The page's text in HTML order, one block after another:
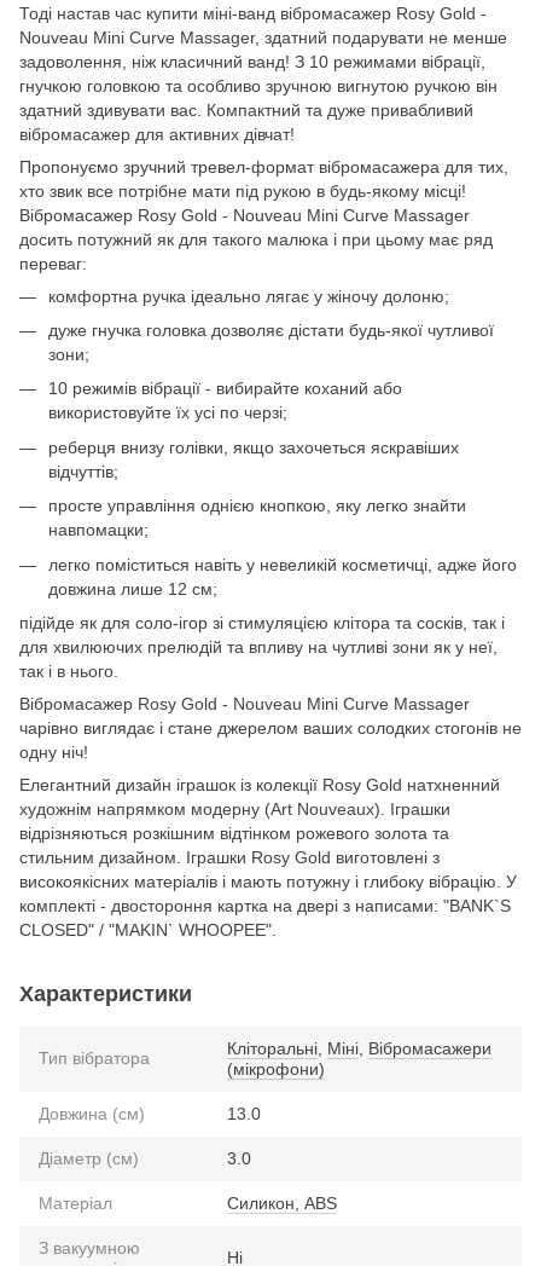
Тоді настав час купити міні-ванд вібромасажер Rosy Gold -
Nouveau Mini Curve Massager, здатний подарувати не менше
задоволення, ніж класичний ванд! З 10 режимами вібрації,
гнучкою головкою та особливо зручною вигнутою ручкою він
здатний здивувати вас. Компактний та дуже привабливий
вібромасажер для активних дівчат!
Пропонуємо зручний тревел-формат вібромасажера для тих,
хто звик все потрібне мати під рукою в будь-якому місці!
Вібромасажер Rosy Gold - Nouveau Mini Curve Massager
досить потужний як для такого малюка і при цьому має ряд
переваг:
комфортна ручка ідеально лягає у жіночу долоню;
дуже гнучка головка дозволяє дістати будь-якої чутливої ​​
зони;
10 режимів вібрації - вибирайте коханий або
використовуйте їх усі по черзі;
реберця внизу голівки, якщо захочеться яскравіших
відчуттів;
просте управління однією кнопкою, яку легко знайти
навпомацки;
легко поміститься навіть у невеликій косметичці, адже його
довжина лише 12 см;
підійде як для соло-ігор зі стимуляцією клітора та сосків, так і
для хвилюючих прелюдій та впливу на чутливі зони як у неї,
так і в нього.
Вібромасажер Rosy Gold - Nouveau Mini Curve Massager
чарівно виглядає і стане джерелом ваших солодких стогонів не
одну ніч!
Елегантний дизайн іграшок із колекції Rosy Gold натхненний
художнім напрямком модерну (Art Nouveaux). Іграшки
відрізняються розкішним відтінком рожевого золота та
стильним дизайном. Іграшки Rosy Gold виготовлені з
високоякісних матеріалів і мають потужну і глибоку вібрацію. У
комплекті - двостороння картка на двері з написами: "BANK`S
CLOSED" / "MAKIN` WHOOPEE".
Характеристики
Тип вібратора Кліторальні Міні Вібромасажери
(мікрофони)
Довжина (см) 13.0
Діаметр (см) 3.0
Матеріал Силикон, ABS
З вакуумною
Ні